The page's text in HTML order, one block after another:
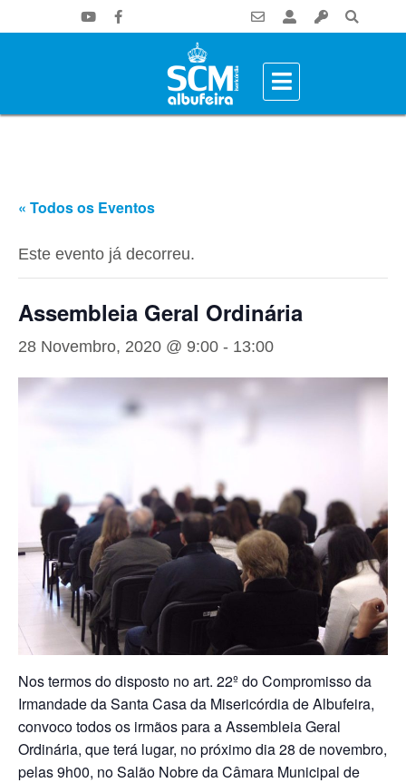
« Todos os Eventos
Este evento já decorreu.
Assembleia Geral Ordinária
28 Novembro, 2020 @ 9:00 - 13:00
Nos termos do disposto no art. 22º do Compromisso da
Irmandade da Santa Casa da Misericórdia de Albufeira,
convoco todos os irmãos para a Assembleia Geral
Ordinária, que terá lugar, no próximo dia 28 de novembro,
pelas 9h00, no Salão Nobre da Câmara Municipal de